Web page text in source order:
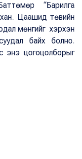
“Барилга
Цаашид төвийн
мөнгийг хэрхэн
байх болно.
энэ цогоцолборыг